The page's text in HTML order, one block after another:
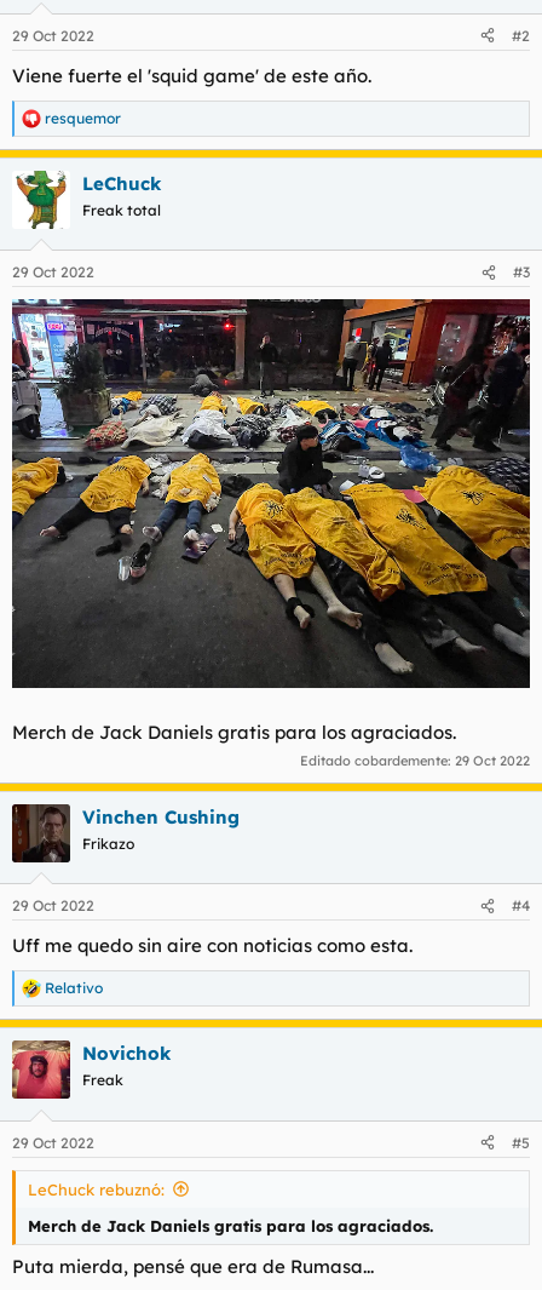
29 Oct 2022 #2
Viene fuerte el 'squid game' de este año.
R
e
a
c
c
e
s
:
resquemor
LeChuck
Freak total
29 Oct 2022 #3
Merch de Jack Daniels gratis para los agraciados.
Editado cobardemente: 29 Oct 2022
Vinchen Cushing
Frikazo
29 Oct 2022 #4
Uff me quedo sin aire con noticias como esta.
R
e
c
c
i
e
s
Relativo
Novichok
Freak
29 Oct 2022 #5
LeChuck rebuznó:
Merch de Jack Daniels gratis para los agraciados.
Puta mierda, pensé que era de Rumasa...